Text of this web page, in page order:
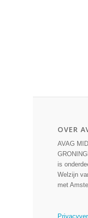
OVER
AVAG
is
Welzijn
met